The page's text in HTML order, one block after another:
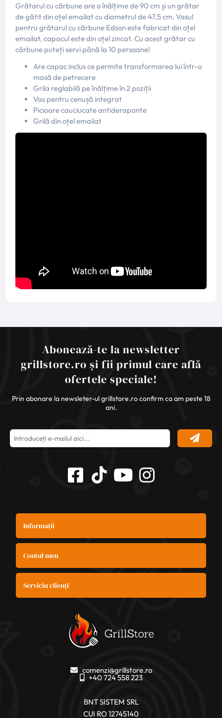
Grătarul cu cărbune are o înălțime de 90 cm și un grătar
de gătit din oțel emailat cu diametrul de 47,5 cm. Vasul
pentru grătarul cu cărbune Edson este fabricat din oțel
emailat, capacul este din oțel zincat. Cu acest grătar cu
cărbune puteți servi până la 10 persoane!
Are capac inclus ce permite transformarea lui într-o
masă de petrecere
Grila reglabilă pe înălțime în 2 poziții
Vas pentru cenușă integrat
Picioare cauciucate antiderapante
Grilă din oțel emailat
Abonează-te la newsletter
grillstore.ro și fii primul care află
ofertele speciale!
Prin abonare la newsleter-ul grillstore.ro confirm ca am peste 18
ani.
Informații
Contul meu
Serviciu clienți
comenzi@grillstore.ro
+40 724 558 223
BNT SISTEM SRL
CUI RO 12745140